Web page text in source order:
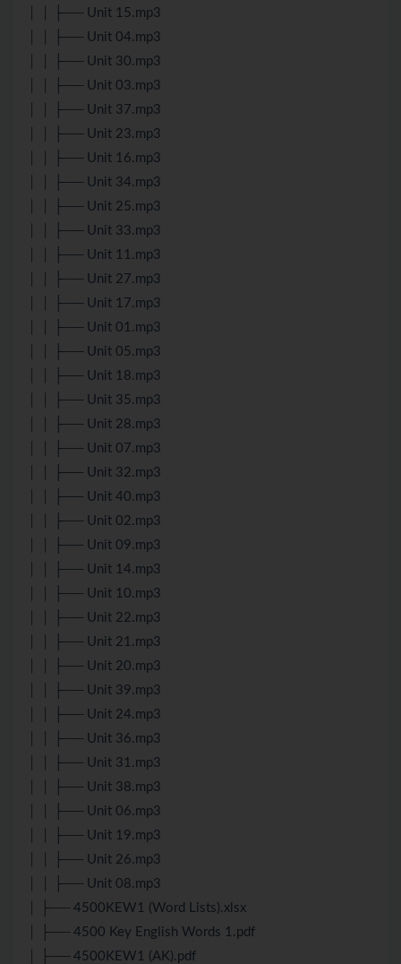
│ │ ├── Unit 15.mp3
│ │ ├── Unit 04.mp3
│ │ ├── Unit 30.mp3
│ │ ├── Unit 03.mp3
│ │ ├── Unit 37.mp3
│ │ ├── Unit 23.mp3
│ │ ├── Unit 16.mp3
│ │ ├── Unit 34.mp3
│ │ ├── Unit 25.mp3
│ │ ├── Unit 33.mp3
│ │ ├── Unit 11.mp3
│ │ ├── Unit 27.mp3
│ │ ├── Unit 17.mp3
│ │ ├── Unit 01.mp3
│ │ ├── Unit 05.mp3
│ │ ├── Unit 18.mp3
│ │ ├── Unit 35.mp3
│ │ ├── Unit 28.mp3
│ │ ├── Unit 07.mp3
│ │ ├── Unit 32.mp3
│ │ ├── Unit 40.mp3
│ │ ├── Unit 02.mp3
│ │ ├── Unit 09.mp3
│ │ ├── Unit 14.mp3
│ │ ├── Unit 10.mp3
│ │ ├── Unit 22.mp3
│ │ ├── Unit 21.mp3
│ │ ├── Unit 20.mp3
│ │ ├── Unit 39.mp3
│ │ ├── Unit 24.mp3
│ │ ├── Unit 36.mp3
│ │ ├── Unit 31.mp3
│ │ ├── Unit 38.mp3
│ │ ├── Unit 06.mp3
│ │ ├── Unit 19.mp3
│ │ ├── Unit 26.mp3
│ │ ├── Unit 08.mp3
│ ├── 4500KEW1 (Word Lists).xlsx
│ ├── 4500 Key English Words 1.pdf
│ ├── 4500KEW1 (AK).pdf